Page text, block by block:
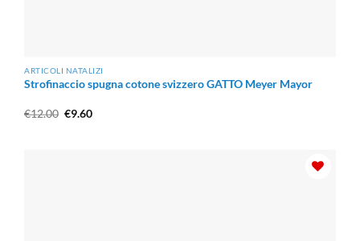
ARTICOLI NATALIZI
Strofinaccio spugna cotone svizzero GATTO Meyer Mayor
€12.00 Il
€9.60Il